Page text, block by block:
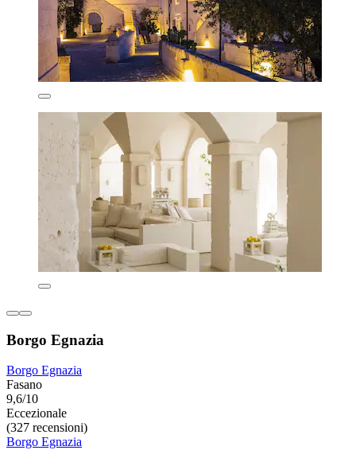
Borgo Egnazia
Borgo Egnazia
Fasano
9,6/10
Eccezionale
(327 recensioni)
Borgo Egnazia